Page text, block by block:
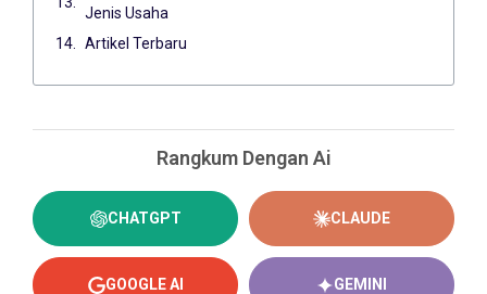
Jenis Usaha
Artikel Terbaru
Rangkum Dengan Ai
CHATGPT CLAUDE
GOOGLE AI GEMINI